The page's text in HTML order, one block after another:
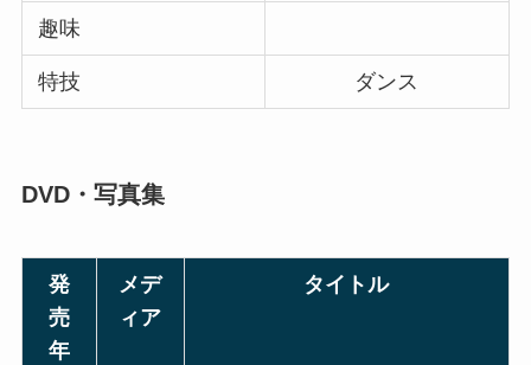
趣味
特技 ダンス
DVD・写真集
発
売
年
メデ
ィア
タイトル